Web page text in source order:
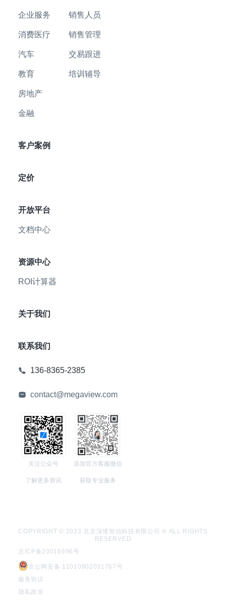
企业服务
消费医疗
汽车
教育
房地产
金融
销售人员
销售管理
交易跟进
培训辅导
客户案例
定价
开放平台
文档中心
资源中心
ROI计算器
关于我们
联系我们
136-8365-2385
contact@megaview.com
关注公众号
了解更多资讯
添加官方客服微信
获取专业服务
COPYRIGHT © 2023 北京深维智信科技有限公司 ® ALL RIGHTS
RESERVED
京ICP备20016696号
京公网安备 11010802031767号
服务协议
隐私政策